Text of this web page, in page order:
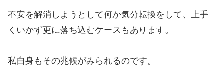
不安を解消しようとして何か気分転換をして、上手
くいかず更に落ち込むケースもあります。
私自身もその兆候がみられるのです。